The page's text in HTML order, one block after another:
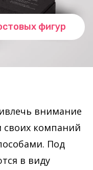
фигур
внимание
компаний
Под
в виду